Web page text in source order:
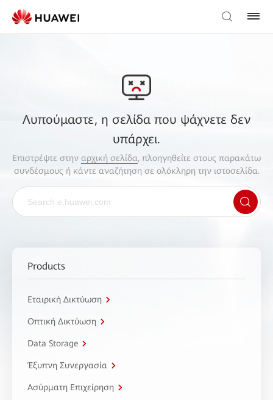
Λυπούμαστε, η σελίδα που ψάχνετε δεν
υπάρχει.
Επιστρέψτε στην αρχική σελίδα, πλοηγηθείτε στους παρακάτω
συνδέσμους ή κάντε αναζήτηση σε ολόκληρη την ιστοσελίδα.
Products
Εταιρική Δικτύωση
Οπτική Δικτύωση
Data Storage
Έξυπνη Συνεργασία
Ασύρματη Επιχείρηση